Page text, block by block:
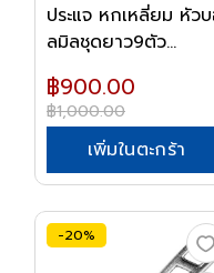
ประแจ หกเหลี่ยม หัว
ลมิลชุดยาว9ตัว...
฿900.00
฿1,000.00
เพิ่มในตะกร้า
-20%